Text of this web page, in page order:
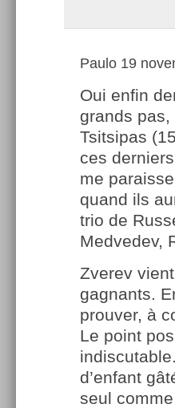
Paulo 19
Oui enfin
grands
Tsitsipas
ces
me
quand ils
trio de
Medvedev,
Zverev
gagnants.
prouver, à
Le point
d’enfant
seul